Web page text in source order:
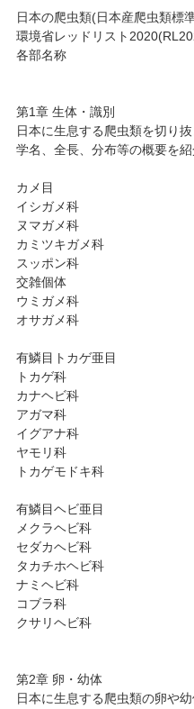
日本の爬虫類(日本産爬虫類標
環境省レッドリスト
各部名称
第1章 生体・識別
日本に生息する爬虫類を切り
学名、全長、分布等の概要を紹
カメ目
イシガメ科
ヌマガメ科
カミツキガメ科
スッポン科
交雑個体
ウミガメ科
オサガメ科
有鱗目トカゲ亜目
トカゲ科
カナヘビ科
アガマ科
イグアナ科
ヤモリ科
トカゲモドキ科
有鱗目ヘビ亜目
メクラヘビ科
セダカヘビ科
タカチホヘビ科
ナミヘビ科
コブラ科
クサリヘビ科
第2章 卵・幼体
日本に生息する爬虫類の卵や